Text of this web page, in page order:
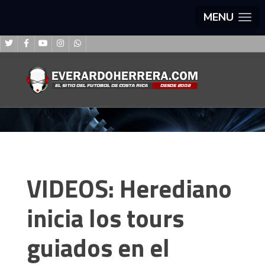
MENU
VIDEOS: Herediano
inicia los tours
guiados en el